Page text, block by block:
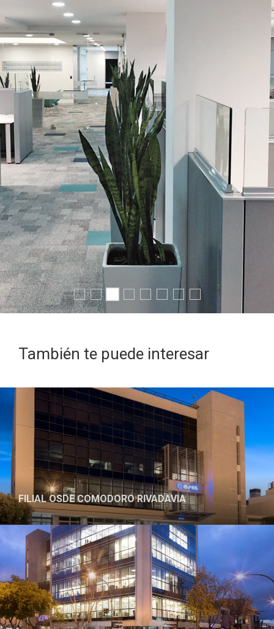
También te puede interesar
FILIAL OSDE COMODORO RIVADAVIA
PROYECTO